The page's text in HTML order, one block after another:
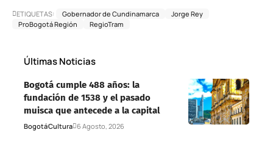
ETIQUETAS: Gobernador de Cundinamarca
Jorge Rey
ProBogotá Región
RegioTram
Últimas Noticias
Bogotá cumple 488 años: la
fundación de 1538 y el pasado
muisca que antecede a la capital
BogotáCultura 6 Agosto, 2026